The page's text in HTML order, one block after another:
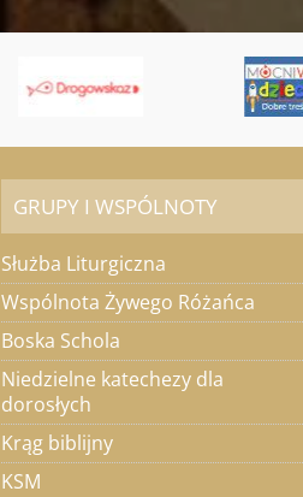
GRUPY I WSPÓLNOTY
Służba Liturgiczna
Wspólnota Żywego Różańca
Boska Schola
Niedzielne katechezy dla
dorosłych
Krąg biblijny
KSM